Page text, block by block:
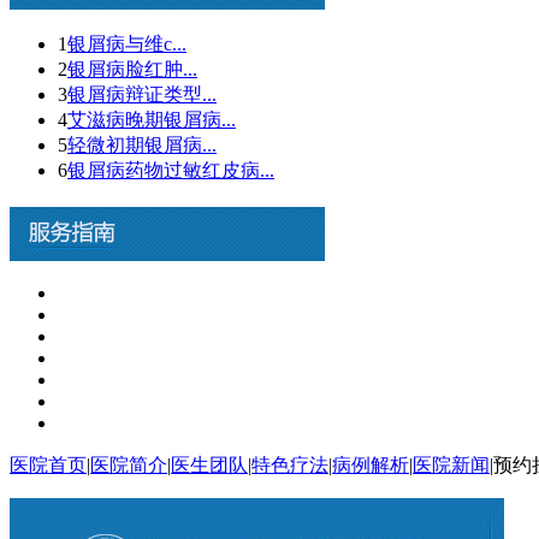
1银屑病与维c...
2银屑病脸红肿...
3银屑病辩证类型...
4艾滋病晚期银屑病...
5轻微初期银屑病...
6银屑病药物过敏红皮病...
医院首页 医院简介 医生团队 特色疗法病例解析 医院新闻 预约